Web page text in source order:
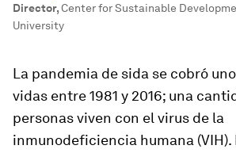
Director,Center for Sustainable
University
La pandemia de sida se cobró
vidas entre 1981 y 2016; una
personas viven con el virus de la
inmunodeficiencia humana (VIH).